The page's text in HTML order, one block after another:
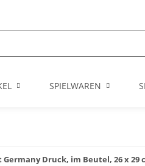
SPIELWAREN
Druck, im Beutel, 26 x 29